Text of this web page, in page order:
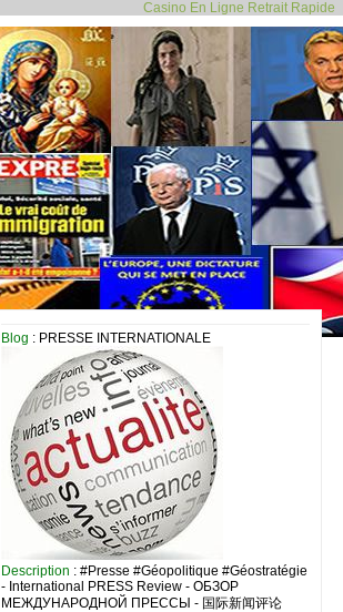
Casino En Ligne Retrait Rapide
Blog : PRESSE INTERNATIONALE
Description : #Presse #Géopolitique #Géostratégie
- International PRESS Review - ОБЗОР
МЕЖДУНАРОДНОЙ ПРЕССЫ - 国际新闻评论